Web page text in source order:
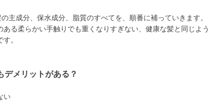
主成分、保水成分、脂質のすべてを、順番に補っていきます。
ある柔らかい手触りでも重くなりすぎない、健康な髪と同じよう
。
デメリットがある？
い